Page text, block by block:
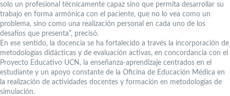
solo un profesional técnicamente capaz sino que permita desarrollar su
trabajo en forma armónica con el paciente, que no lo vea como un
problema, sino como una realización personal en cada uno de los
desafíos que presenta”, precisó.
En ese sentido, la docencia se ha fortalecido a través la incorporación de
metodologías didácticas y de evaluación activas, en concordancia con el
Proyecto Educativo UCN, la enseñanza-aprendizaje centrados en el
estudiante y un apoyo constante de la Oficina de Educación Médica en
la realización de actividades docentes y formación en metodologías de
simulación.